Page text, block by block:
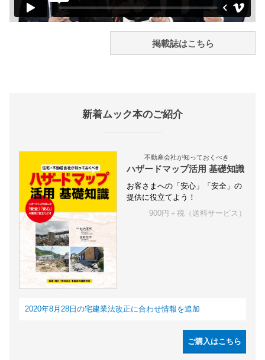
掲載誌はこちら
新着ムック本のご紹介
不動産会社が知っておくべき
ハザードマップ活用 基礎知識
お客さまへの「安心」「安全」の
提供に役立てよう！
900円＋税（送料サービス）
2020年8月28日の宅建業法改正に合わせ情報を追加
ご購入はこちら